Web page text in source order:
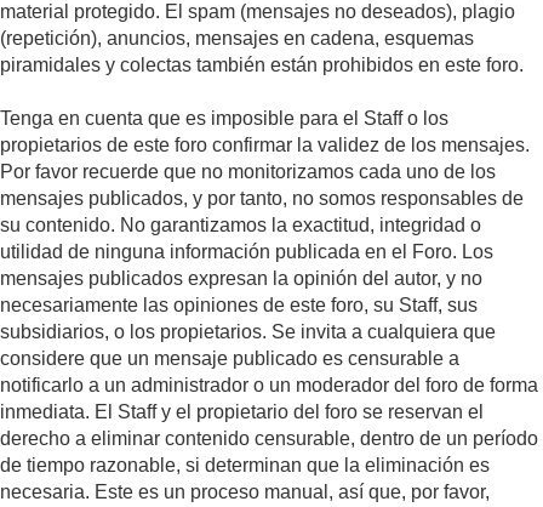
material protegido. El spam (mensajes no deseados), plagio
(repetición), anuncios, mensajes en cadena, esquemas
piramidales y colectas también están prohibidos en este foro.
Tenga en cuenta que es imposible para el Staff o los
propietarios de este foro confirmar la validez de los mensajes.
Por favor recuerde que no monitorizamos cada uno de los
mensajes publicados, y por tanto, no somos responsables de
su contenido. No garantizamos la exactitud, integridad o
utilidad de ninguna información publicada en el Foro. Los
mensajes publicados expresan la opinión del autor, y no
necesariamente las opiniones de este foro, su Staff, sus
subsidiarios, o los propietarios. Se invita a cualquiera que
considere que un mensaje publicado es censurable a
notificarlo a un administrador o un moderador del foro de forma
inmediata. El Staff y el propietario del foro se reservan el
derecho a eliminar contenido censurable, dentro de un período
de tiempo razonable, si determinan que la eliminación es
necesaria. Este es un proceso manual, así que, por favor,